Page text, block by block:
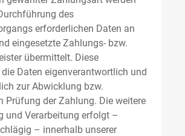
des
erforderlichen Daten an
eingesetzte Zahlungs- bzw.
übermittelt. Diese
Daten eigenverantwortlich und
zur Abwicklung bzw.
Prüfung der Zahlung. Die weitere
und Verarbeitung erfolgt –
– innerhalb unserer